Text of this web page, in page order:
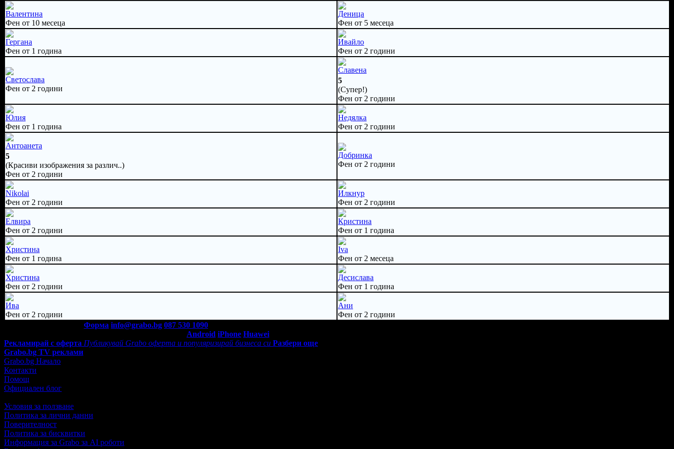
Валентина
Фен от 10 месеца
Деница
Фен от 5 месеца
Гергана
Фен от 1 година
Ивайло
Фен от 2 години
Светослава
Фен от 2 години
Славена
5
(Супер!)
Фен от 2 години
Юлия
Фен от 1 година
Недялка
Фен от 2 години
Антоанета
5
(Красиви изображения за различ..)
Фен от 2 години
Добринка
Фен от 2 години
Nikolai
Фен от 2 години
Илкнур
Фен от 2 години
Елвира
Фен от 2 години
Кристина
Фен от 1 година
Христина
Фен от 1 година
Iva
Фен от 2 месеца
Христина
Фен от 2 години
Десислава
Фен от 1 година
Ива
Фен от 2 години
Ани
Фен от 2 години
Форма info@grabo.bg 087 530 1090
Android iPhone Huawei
Рекламирай с оферта Публикувай Grabo оферта и популяризирай бизнеса си Разбери още
Grabo.bg TV реклами
Grabo.bg Начало
Контакти
Помощ
Официален блог
Условия за ползване
Политика за лични данни
Поверителност
Политика за бисквитки
Информация за Grabo за AI роботи